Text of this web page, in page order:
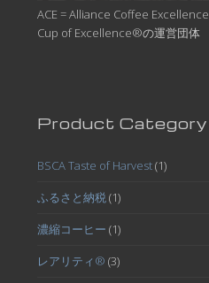
ACE = Alliance Coffee Excellence
Cup of Excellence®の運営団体
Product Category
BSCA Taste of Harvest(1)
ふるさと納税(1)
濃縮コーヒー (1)
レアリティ® (3)